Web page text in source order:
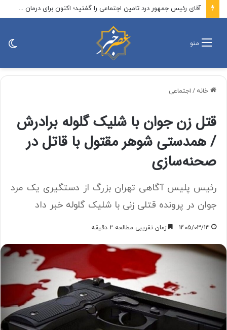
آقای رئیس جمهور درد تامین اجتماعی را گفتید؛ اکنون برای درمان کمک کنید
منو
خانه / اجتماعی
قتل زن جوان با شلیک گلوله برادرش
/ همدستی شوهر مقتول با قاتل در
صحنه‌سازی
رئیس پلیس آگاهی تهران بزرگ از دستگیری یک مرد
جوان در پرونده قتلی زنی با شلیک گلوله خبر داد
1405/03/13 زمان تقریبی مطالعه 2 دقیقه